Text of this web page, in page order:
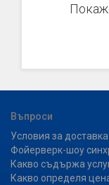
Въпроси
Условия за доставка
Фойерверк-шоу
Какво съдържа
Какво определя